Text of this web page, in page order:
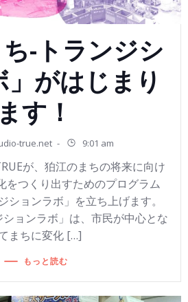
ち-トランジシ
」がはじまり
ます！
true.net - 9:01 am
が、狛江のまちの将来に向け
をつくり出すためのプログラム
ションラボ」を立ち上げます。
ションラボ」は、市民が中心とな
まちに変化 […]
もっと読む